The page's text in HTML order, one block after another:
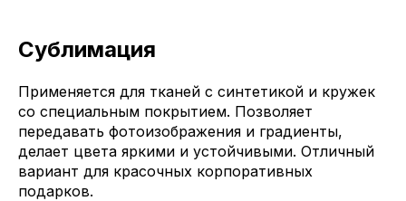
Сублимация
Применяется для тканей с синтетикой и кружек
со специальным покрытием. Позволяет
передавать фотоизображения и градиенты,
делает цвета яркими и устойчивыми. Отличный
вариант для красочных корпоративных
подарков.